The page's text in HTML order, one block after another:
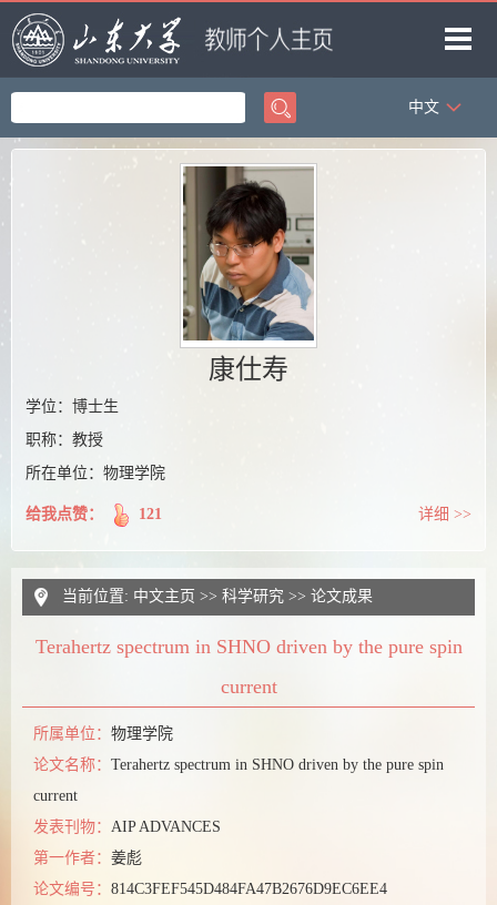
首页
中文
康仕寿
学位：博士生
职称：教授
所在单位：物理学院
给我点赞： 121 详细 >>
当前位置: 中文主页 >> 科学研究 >> 论文成果
Terahertz spectrum in SHNO driven by the pure spin
current
所属单位： 物理学院
论文名称： Terahertz spectrum in SHNO driven by the pure spin
current
发表刊物： AIP ADVANCES
第一作者： 姜彪
论文编号： 814C3FEF545D484FA47B2676D9EC6EE4